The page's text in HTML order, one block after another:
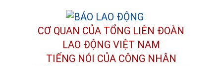
CƠ QUAN CỦA TỔNG LIÊN ĐOÀN
LAO ĐỘNG VIỆT NAM
TIẾNG NÓI CỦA CÔNG NHÂN